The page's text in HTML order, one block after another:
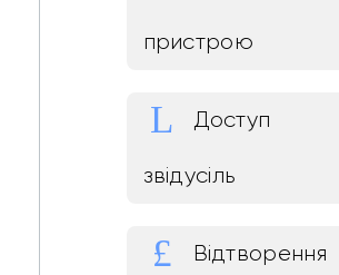
пристрою
Доступ
звідусіль
Відтворення